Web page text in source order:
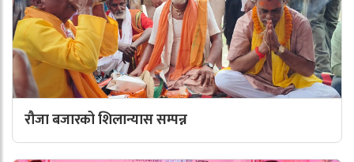
रौजा बजारको शिलान्यास सम्पन्न